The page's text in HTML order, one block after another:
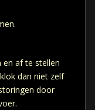
en af te stellen
dan niet zelf
door